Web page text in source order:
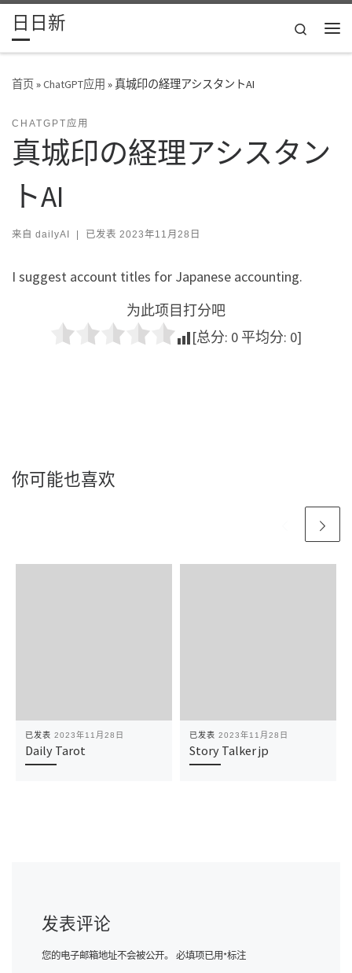
Skip to content
日日新
Search
首页»ChatGPT应用 »真城印の経理アシスタントAI
CHATGPT应用
真城印の経理アシスタン
トAI
来自 dailyAI | 已发表 2023年11月28日
I suggest account titles for Japanese accounting.
为此项目打分吧
[总分: 0 平均分: 0]
你可能也喜欢
已发表 2023年11月28日
Daily Tarot
已发表 2023年11月28日
Story Talker jp
发表评论
您的电子邮箱地址不会被公开。 必填项已用*标注